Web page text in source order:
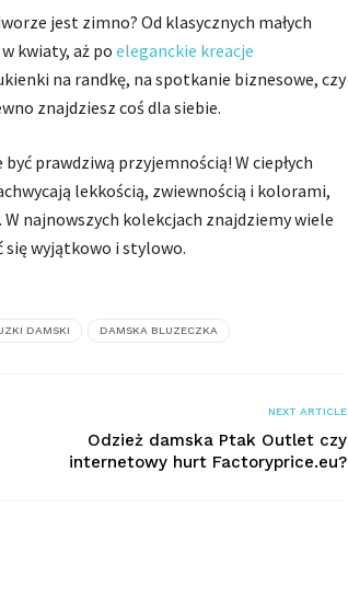
jest zimno? Od klasycznych małych
w kwiaty, aż po eleganckie kreacje
na randkę, na spotkanie biznesowe, czy
znajdziesz coś dla siebie.
być prawdziwą przyjemnością! W ciepłych
lekkością, zwiewnością i kolorami,
najnowszych kolekcjach znajdziemy wiele
się wyjątkowo i stylowo.
DAMSKI DAMSKA BLUZECZKA
NEXT ARTICLE
Odzież damska Ptak Outlet czy
internetowy hurt Factoryprice.eu?